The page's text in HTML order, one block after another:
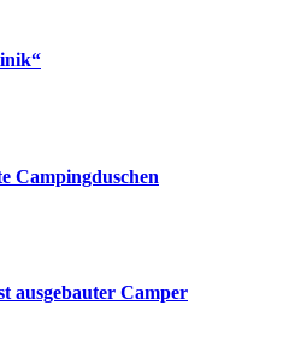
Campingduschen
ausgebauter Camper